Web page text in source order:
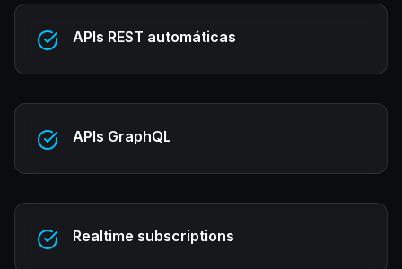
APIs REST automáticas
APIs GraphQL
Realtime subscriptions